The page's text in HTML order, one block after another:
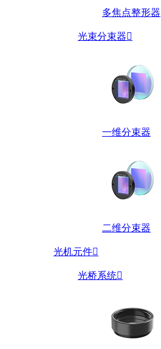
多焦点整形器
光束分束器
一维分束器
二维分束器
光机元件
光桥系统